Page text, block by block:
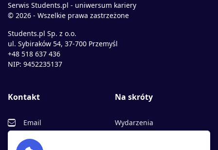
Serwis Students.pl - uniwersum kariery
© 2026 - Wszelkie prawa zastrzeżone
Students.pl Sp. z o.o.
ul. Sybiraków 54, 37-700 Przemyśl
+48 518 637 436
NIP: 9452235137
Kontakt
Email
Facebook
Na skróty
Wydarzenia